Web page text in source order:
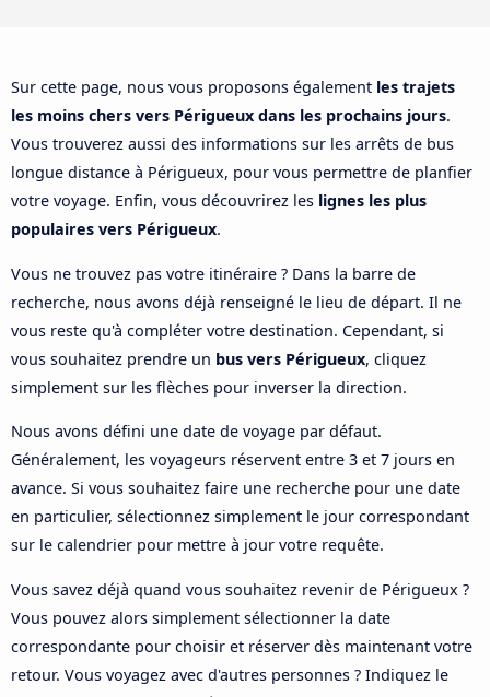
Sur cette page, nous vous proposons également les trajets
les moins chers vers Périgueux dans les prochains jours.
Vous trouverez aussi des informations sur les arrêts de bus
longue distance à Périgueux, pour vous permettre de planfier
votre voyage. Enfin, vous découvrirez les lignes les plus
populaires vers Périgueux.
Vous ne trouvez pas votre itinéraire ? Dans la barre de
recherche, nous avons déjà renseigné le lieu de départ. Il ne
vous reste qu'à compléter votre destination. Cependant, si
vous souhaitez prendre un bus vers Périgueux, cliquez
simplement sur les flèches pour inverser la direction.
Nous avons défini une date de voyage par défaut.
Généralement, les voyageurs réservent entre 3 et 7 jours en
avance. Si vous souhaitez faire une recherche pour une date
en particulier, sélectionnez simplement le jour correspondant
sur le calendrier pour mettre à jour votre requête.
Vous savez déjà quand vous souhaitez revenir de Périgueux ?
Vous pouvez alors simplement sélectionner la date
correspondante pour choisir et réserver dès maintenant votre
retour. Vous voyagez avec d'autres personnes ? Indiquez le